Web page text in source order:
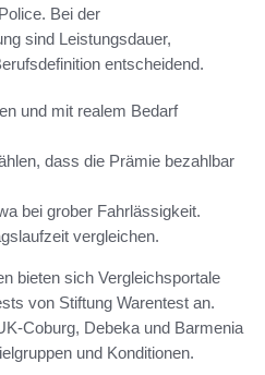
Bei der
sind Leistungsdauer,
entscheidend.
und mit realem Bedarf
dass die Prämie bezahlbar
bei grober Fahrlässigkeit.
vergleichen.
bieten sich Vergleichsportale
von Stiftung Warentest an.
Coburg, Debeka und Barmenia
und Konditionen.